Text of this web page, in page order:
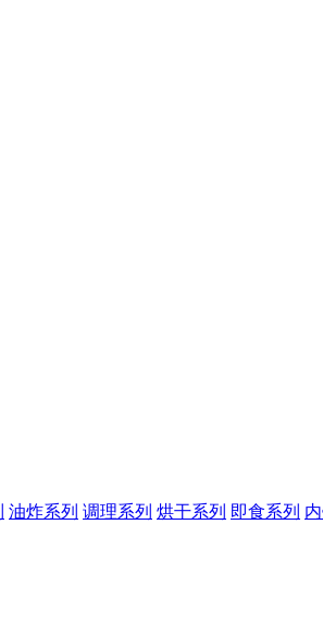
油炸系列 调理系列 烘干系列 即食系列